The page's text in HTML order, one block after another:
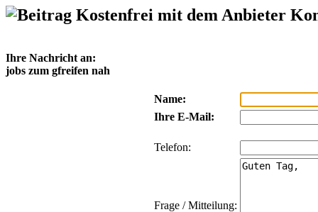
Kostenfrei mit dem Anbieter
Ihre Nachricht an:
jobs zum gfreifen nah
Name:
Ihre E-Mail:
Telefon:
Frage / Mitteilung: